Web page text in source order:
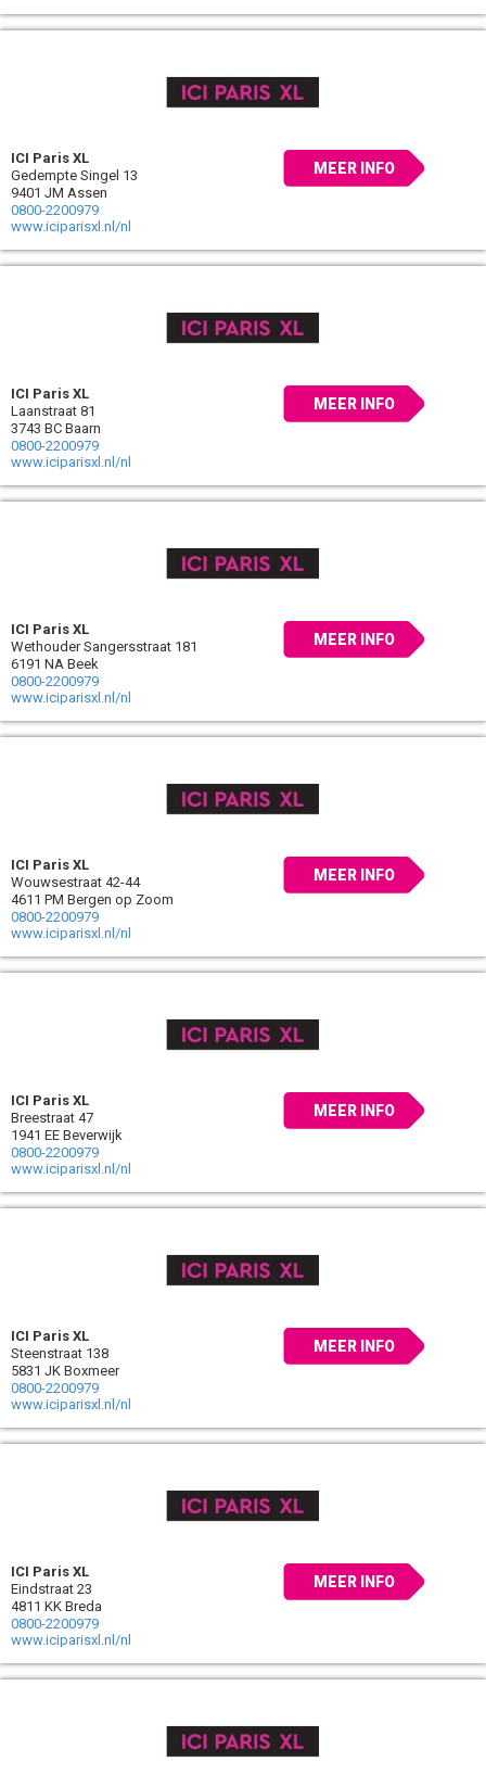
ICI Paris XL
Gedempte Singel 13
9401 JM Assen
0800-2200979
www.iciparisxl.nl/nl
MEER INFO
ICI Paris XL
Laanstraat 81
3743 BC Baarn
0800-2200979
www.iciparisxl.nl/nl
MEER INFO
ICI Paris XL
Wethouder Sangersstraat 181
6191 NA Beek
0800-2200979
www.iciparisxl.nl/nl
MEER INFO
ICI Paris XL
Wouwsestraat 42-44
4611 PM Bergen op Zoom
0800-2200979
www.iciparisxl.nl/nl
MEER INFO
ICI Paris XL
Breestraat 47
1941 EE Beverwijk
0800-2200979
www.iciparisxl.nl/nl
MEER INFO
ICI Paris XL
Steenstraat 138
5831 JK Boxmeer
0800-2200979
www.iciparisxl.nl/nl
MEER INFO
ICI Paris XL
Eindstraat 23
4811 KK Breda
0800-2200979
www.iciparisxl.nl/nl
MEER INFO